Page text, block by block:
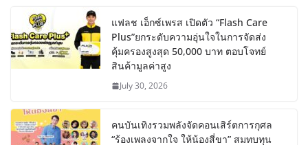
แฟลช เอ็กซ์เพรส เปิดตัว “Flash Care
Plus”ยกระดับความอุ่นใจในการจัดส่ง
คุ้มครองสูงสุด 50,000 บาท ตอบโจทย์
สินค้ามูลค่าสูง
July 30, 2026
คนบันเทิงรวมพลังจัดคอนเสิร์ตการกุศล
“ร้องเพลงจากใจ ให้น้องสี่ขา” สมทบทุน